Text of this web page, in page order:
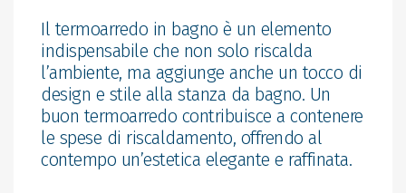
Il termoarredo in bagno è un elemento
indispensabile che non solo riscalda
l’ambiente, ma aggiunge anche un tocco di
design e stile alla stanza da bagno. Un
buon termoarredo contribuisce a contenere
le spese di riscaldamento, offrendo al
contempo un’estetica elegante e raffinata.